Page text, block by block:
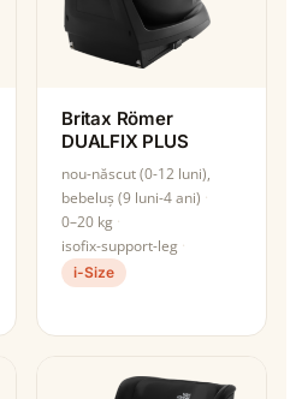
Britax Römer
DUALFIX PLUS
nou-născut (0-12 luni),
bebeluș (9 luni-4 ani)
0–20 kg
isofix-support-leg
i-Size